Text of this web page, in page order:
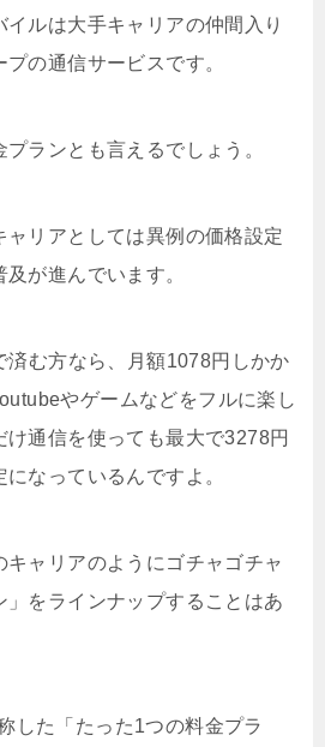
イルは大手キャリアの仲間入り
の通信サービスです。
ランとも言えるでしょう。
リアとしては異例の価格設定
が進んでいます。
済む方なら、月額1078円しかか
やゲームなどをフルに楽し
け通信を使っても最大で3278円
なっているんですよ。
キャリアのようにゴチャゴチャ
」をラインナップすることはあ
した「たった1つの料金プラ